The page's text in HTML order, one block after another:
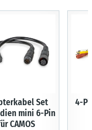
Set
mini 6-Pin
CAMOS
4-